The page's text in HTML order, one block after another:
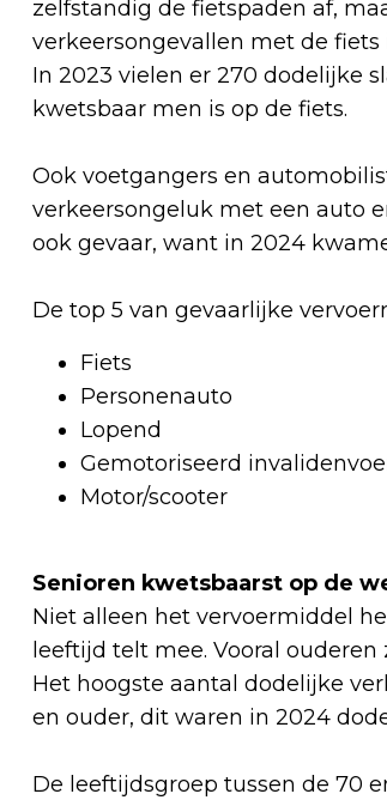
zelfstandig de fietspaden af,
verkeersongevallen met de
In 2023 vielen er 270 dodelijke
kwetsbaar men is op de fiets.
Ook voetgangers en
verkeersongeluk met een auto
ook gevaar, want in 2024
De top 5 van gevaarlijke
Fiets
Personenauto
Lopend
Gemotoriseerd
Motor/scooter
Senioren kwetsbaarst op de
Niet alleen het vervoermiddel
leeftijd telt mee. Vooral
Het hoogste aantal dodelijke
en ouder, dit waren in 2024
De leeftijdsgroep tussen de 70